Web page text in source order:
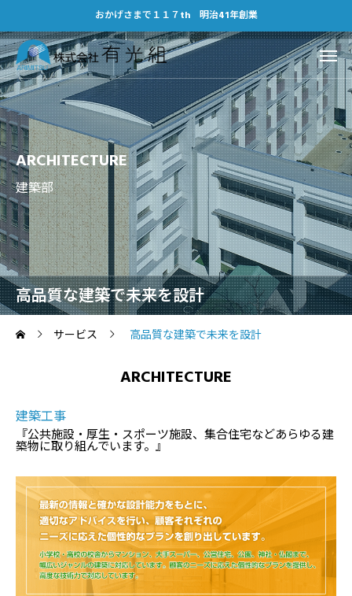
おかげさまで１１７th 明治41年創業
高品質な建築で未来を設計
ARCHITECTURE
建築部
サービス 高品質な建築で未来を設計
ARCHITECTURE
建築工事
『公共施設・厚生・スポーツ施設、集合住宅などあらゆる建
築物に取り組んでいます。』